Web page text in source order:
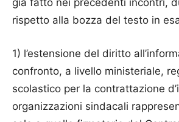
già fatto nei precedenti incontri,
rispetto alla bozza del testo in
1) l’estensione del diritto
confronto, a livello ministeriale,
scolastico per la contrattazione
organizzazioni sindacali